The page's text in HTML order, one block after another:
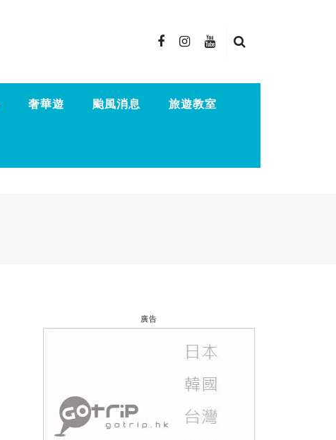
奢華遊 颱風消息 旅遊教室
廣告